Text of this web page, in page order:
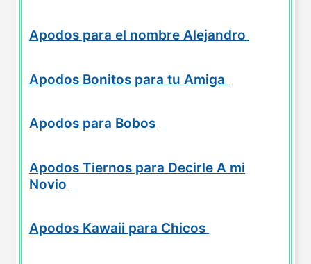
Apodos para el nombre Alejandro
Apodos Bonitos para tu Amiga
Apodos para Bobos
Apodos Tiernos para Decirle A mi
Novio
Apodos Kawaii para Chicos